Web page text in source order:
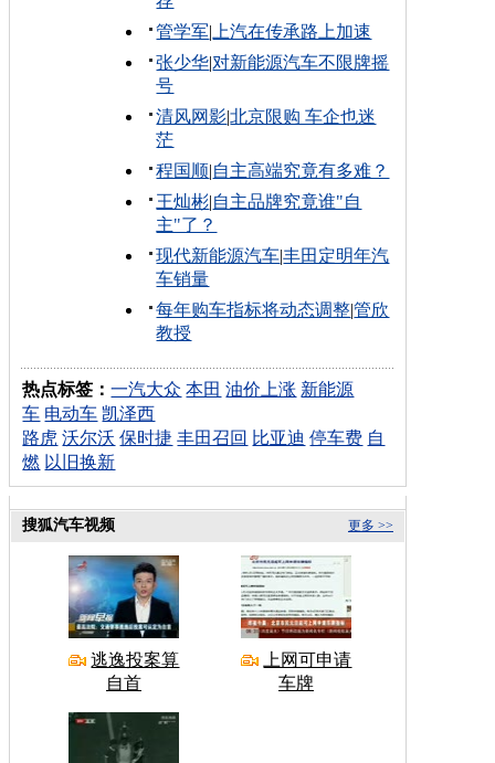
管学军| 上汽在传承路上加速
张少华|对新能源汽车不限牌摇
号
清风网影|北京限购 车企也迷
茫
程国顺|自主高端究竟有多难？
王灿彬|自主品牌究竟谁"自
主"了？
现代新能源汽车|丰田定明年汽
车销量
每年购车指标将动态调整|管欣
教授
热点标签：一汽大众 本田 油价上涨 新能源
车 电动车 凯泽西
路虎 沃尔沃 保时捷 丰田召回 比亚迪 停车费 自
燃 以旧换新
更多 >>
搜狐汽车视频
逃逸投案算
自首
上网可申请
车牌